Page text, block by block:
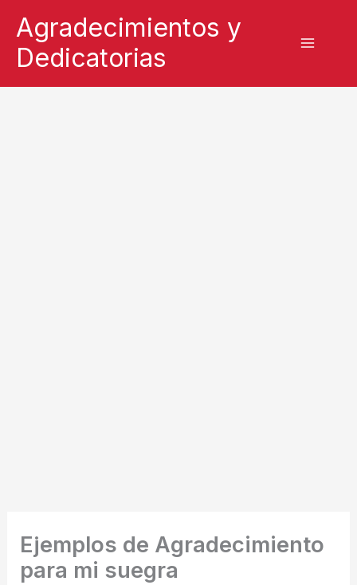
contenido
Agradecimientos y
Dedicatorias
Ejemplos de Agradecimiento
para mi suegra